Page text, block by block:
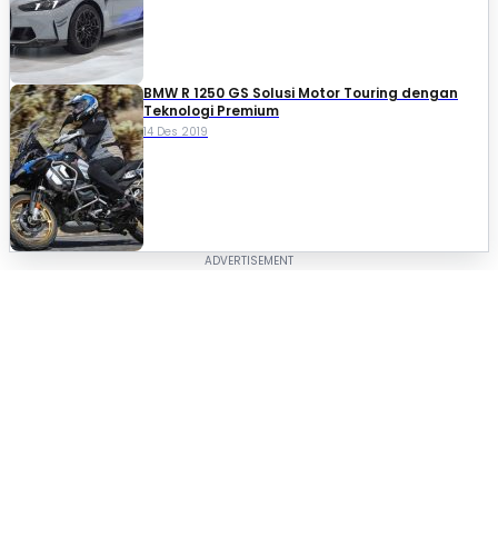
BMW R 1250 GS Solusi Motor Touring dengan
Teknologi Premium
14 Des 2019